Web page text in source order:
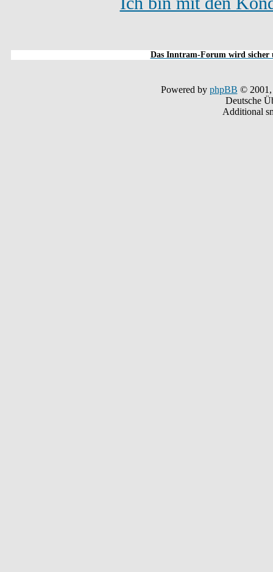
Das Inntram-Forum wird sicher
Powered by phpBB © 2001,
Deutsche
Additional